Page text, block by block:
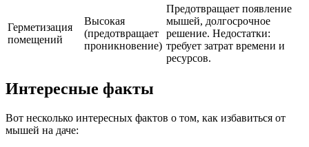
Герметизация
помещений
Высокая
(предотвращает
проникновение)
Предотвращает появление
мышей, долгосрочное
решение. Недостатки:
требует затрат времени и
ресурсов.
Интересные факты
Вот несколько интересных фактов о том, как избавиться от
мышей на даче: